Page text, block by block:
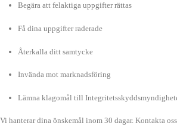
Begära att felaktiga uppgifter rättas
Få dina uppgifter raderade
Återkalla ditt samtycke
Invända mot marknadsföring
Lämna klagomål till
Vi hanterar dina önskemål inom 30 dagar. Kontakta